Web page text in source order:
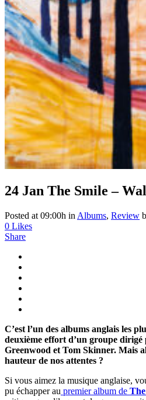
24 Jan The Smile –
Posted at 09:00h in Albums, Review
0 Likes
Share
C’est l’un des albums anglais les
deuxième effort d’un groupe
Greenwood et Tom Skinner. Mais
hauteur de nos attentes ?
Si vous aimez la musique anglaise,
pu échapper au premier album de